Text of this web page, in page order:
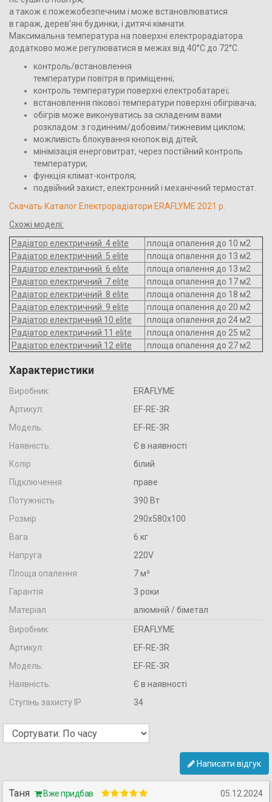
а також є пожежобезпечним і може встановлюватися
в гараж, дерев'яні будинки, і дитячі кімнати.
Максимальна температура на поверхні електрорадіатора
додатково може регулюватися в межах від 40°С до 72°С.
контроль/встановлення
температури повітря в приміщенні;
контроль температури поверхні електробатареї;
встановлення пікової температури поверхні обігрівача;
обігрів може виконуватись за складеним вами
розкладом: з годинним/добовим/тижневим циклом;
можливість блокування кнопок від дітей;
мінімізація енерговитрат, через постійний контроль
температури;
функція клімат-контроля;
подвійний захист, електронний і механічний термостат.
Скачать Каталог Електрорадіатори ERAFLYME 2021 р.
Схожі моделі:
Радіатор електричний 4 elite
площа опалення до 10 м2
Радіатор електричний 5 elite
площа опалення до 13 м2
Радіатор електричний 6 elite
площа опалення до 13 м2
Радіатор електричний 7 elite
площа опалення до 17 м2
Радіатор електричний 8 elite
площа опалення до 18 м2
Радіатор електричний 9 elite
площа опалення до 20 м2
Радіатор електричний 10 elite
площа опалення до 24 м2
Радіатор електричний 11 elite
площа опалення до 25 м2
Радіатор електричний 12 elite
площа опалення до 27 м2
Характеристики
Виробник:
ERAFLYME
Артикул:
EF-RE-3R
Модель:
EF-RE-3R
Наявність:
Є в наявності
Колір
білий
Підключення
праве
Потужність
390 Вт
Розмір
290х580х100
Вага
6 кг
Напруга
220V
Площа опалення
7 м²
Гарантія
3 роки
Матеріал
алюміній / біметал
Виробник:
ERAFLYME
Артикул:
EF-RE-3R
Модель:
EF-RE-3R
Наявність:
Є в наявності
Ступінь захисту IP
34
Написати відгук
Таня Вже придбав 05.12.2024